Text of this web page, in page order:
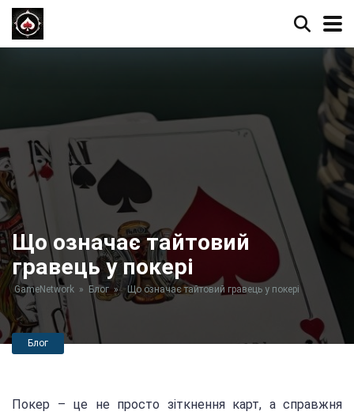
Що означає тайтовий
гравець у покері
GameNetwork » Блог » Що означає тайтовий гравець у покері
Блог
Покер – це не просто зіткнення карт, а справжня